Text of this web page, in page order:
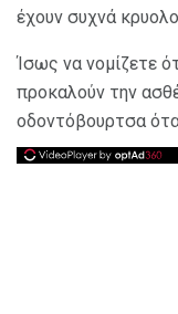
έχουν συχνά
Ίσως να νομίζετε
προκαλούν την
οδοντόβουρτσα